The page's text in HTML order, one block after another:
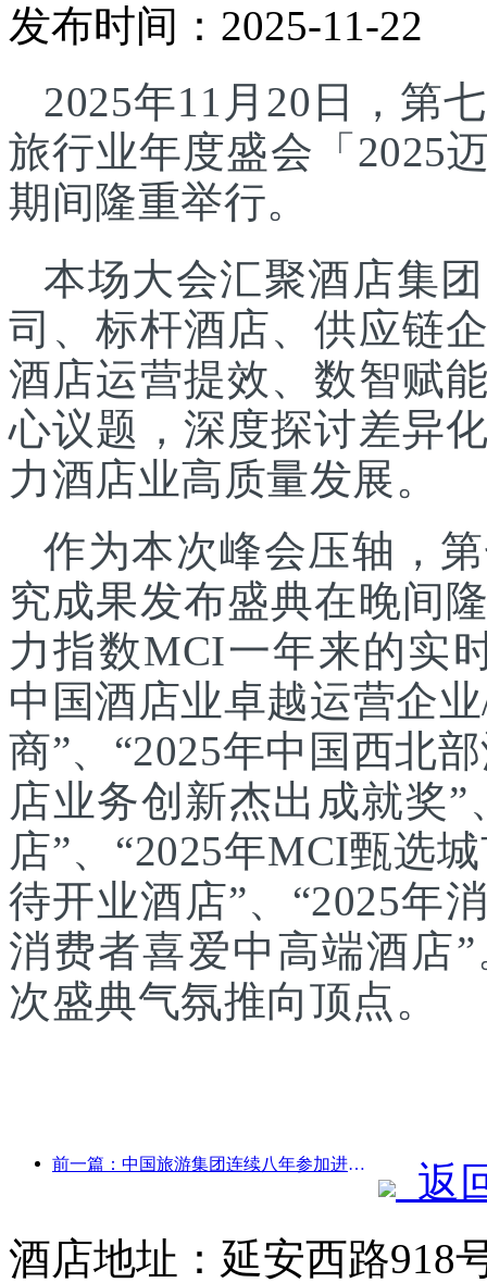
发布时间：2025-11-22
2025年11月20日，第
旅行业年度盛会「2025
期间隆重举行。
本场大会汇聚酒店集
司、标杆酒店、供应链
酒店运营提效、数智赋
心议题，深度探讨差异
力酒店业高质量发展。
作为本次峰会压轴，
究成果发布盛典在晚间
力指数MCI一年来的实
中国酒店业卓越运营企
商”、“2025年中国西北
店业务创新杰出成就奖
店”、“2025年MCI甄选
待开业酒店”、“2025年
消费者喜爱中高端酒店
次盛典气氛推向顶点。
前一篇：中国旅游集团连续八年参加进博会，集中签约超10亿美元
返
酒店地址：延安西路918